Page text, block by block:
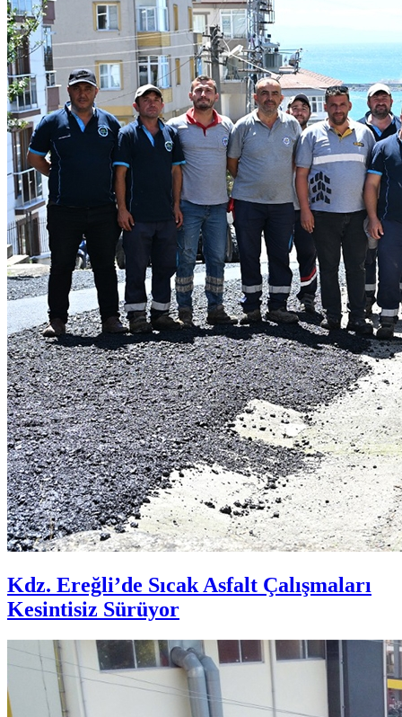
Kdz. Ereğli’de Sıcak Asfalt Çalışmaları
Kesintisiz Sürüyor